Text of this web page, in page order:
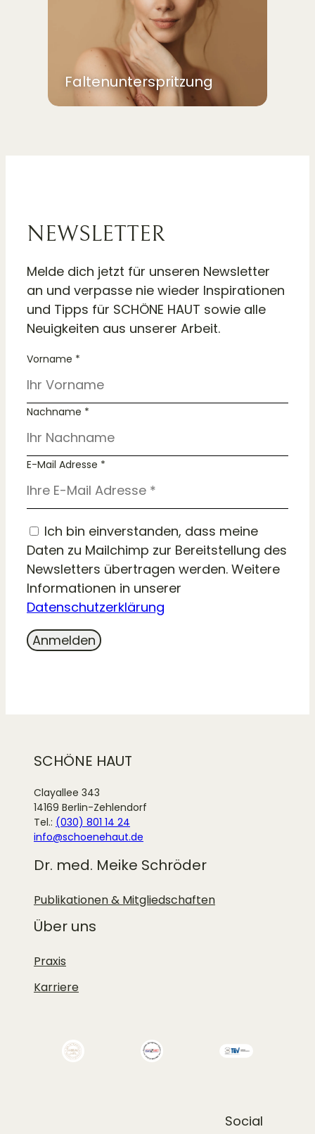
Faltenunterspritzung
NEWSLETTER
Melde dich jetzt für unseren Newsletter
an und verpasse nie wieder Inspirationen
und Tipps für SCHÖNE HAUT sowie alle
Neuigkeiten aus unserer Arbeit.
Vorname *
Nachname *
E-Mail Adresse *
Ich bin einverstanden, dass meine
Daten zu Mailchimp zur Bereitstellung des
Newsletters übertragen werden. Weitere
Informationen in unserer
Datenschutzerklärung
SCHÖNE HAUT
Clayallee 343
14169 Berlin-Zehlendorf
Tel.: (030) 801 14 24
info@schoenehaut.de
Dr. med. Meike Schröder
Publikationen & Mitgliedschaften
Über uns
Praxis
Karriere
Social